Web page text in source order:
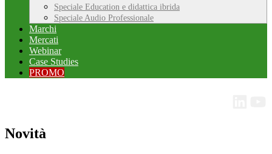
Speciale Education e didattica ibrida
Speciale Audio Professionale
Marchi
Mercati
Webinar
Case Studies
PROMO
Novità